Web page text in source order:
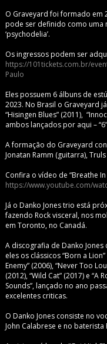
O Graveyard foi formado em
pode ser definido como uma
‘psychodelia’.
Os ingressos podem ser
https://101tickets.com.br/
Paulo
Eles possuem 6 álbuns de
2023. No Brasil o Graveyard
“Hisingen Blues” (2011),
ambos lançados por aqui –
A formação do Graveyard
Jonatan Ramm (guitarra),
Confira o vídeo de “Breathe
https://www.youtube.com/
Já o Danko Jones trio está
fazendo Rock visceral, nos
em Toronto, no Canadá.
A discografia de Danko Jones
eles os clássicos “Born a
Enemy” (2006), “Never Too
(2012), “Wild Cat” (2017) e “A
Sounds”, lançado no ano
excelentes criticas.
O Danko Jones consiste no
John Calabrese e no baterista